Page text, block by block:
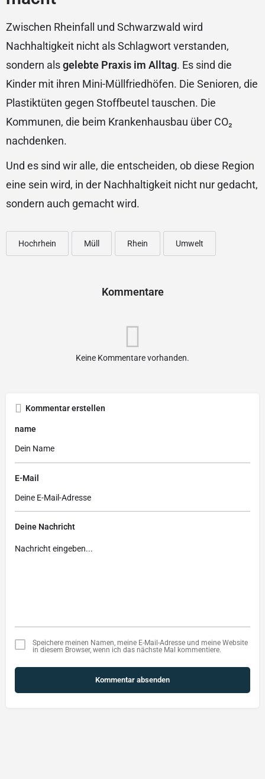
Zwischen Rheinfall und Schwarzwald wird
Nachhaltigkeit nicht als Schlagwort verstanden,
sondern alsgelebte Praxis im Alltag. Es sind die
Kinder mit ihren Mini-Müllfriedhöfen. Die Senioren, die
Plastiktüten gegen Stoffbeutel tauschen. Die
Kommunen, die beim Krankenhausbau über CO₂
nachdenken.
Und es sind wir alle, die entscheiden, ob diese Region
eine sein wird, in der Nachhaltigkeit nicht nur gedacht,
sondern auch gemacht wird.
Hochrhein Müll Rhein Umwelt
Kommentare
Keine Kommentare vorhanden.
Kommentar erstellen
name
E-Mail
Deine Nachricht
Speichere meinen Namen, meine E-Mail-Adresse und meine Website
in diesem Browser, wenn ich das nächste Mal kommentiere.
Kommentar absenden